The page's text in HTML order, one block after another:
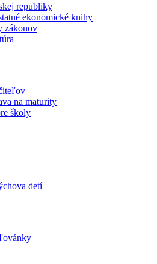
republiky
ekonomické knihy
zákonov
na maturity
školy
detí